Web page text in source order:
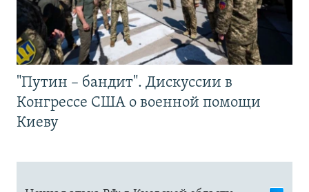
"Путин – бандит". Дискуссии в
Конгрессе США о военной помощи
Киеву